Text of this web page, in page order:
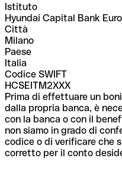
Istituto
Hyundai Capital Bank
Città
Milano
Paese
Italia
Codice SWIFT
HCSEITM2XXX
Prima di effettuare un
dalla propria banca, è
con la banca o con il
non siamo in grado di
codice o di verificare che
corretto per il conto